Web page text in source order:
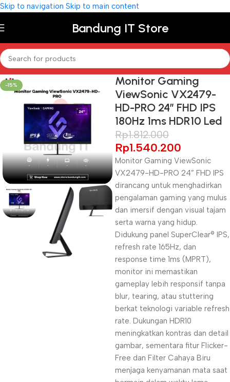
Skip to navigation Skip to main content
Bandung IT Store
-15%
Monitor Gaming
ViewSonic VX2479-
HD-PRO 24″ FHD IPS
180Hz 1ms HDR10 Led
Rp1.812.000
Rp1.540.200
Monitor Gaming ViewSonic
VX2479-HD-PRO 24” FHD IPS
dirancang untuk menghadirkan
pengalaman gaming yang mulus
dan imersif dengan visual tajam
serta warna yang hidup.
Didukung panel SuperClear® IPS,
refresh rate 165Hz, dan
response time 1ms (MPRT),
monitor ini memastikan
gameplay lebih responsif tanpa
blur, tearing, atau stuttering
berkat teknologi variable refresh
rate. Dukungan HDR10
meningkatkan kontras dan detail
gambar, sementara fitur Flicker-
Free dan Filter Cahaya Biru
menjaga kenyamanan mata saat